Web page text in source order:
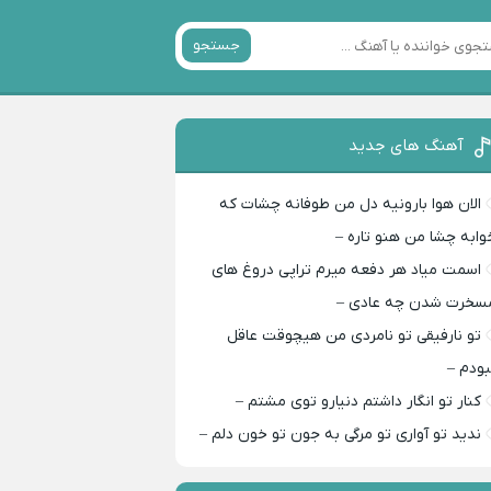
جستجو
آهنگ های جدید
الان هوا بارونیه دل من طوفانه چشات که
چشا من هنو تاره –
اسمت میاد هر دفعه میرم تراپی دروغ‌ های
شدن چه عادی –
تو نارفیقی تو نامردی من هیچوقت عاقل
–
کنار تو انگار داشتم دنیارو توی مشتم –
ندید تو آواری تو مرگی به جون تو خون دلم –